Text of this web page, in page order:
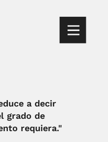
a decir
grado de
requiera."